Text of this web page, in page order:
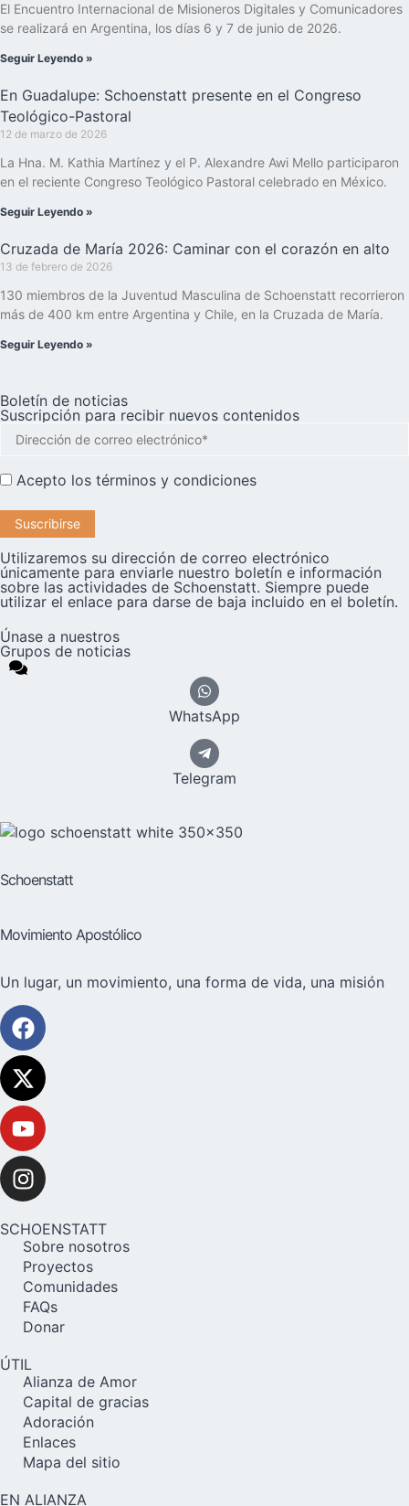
El Encuentro Internacional de Misioneros Digitales y Comunicadores
se realizará en Argentina, los días 6 y 7 de junio de 2026.
Seguir Leyendo »
En Guadalupe: Schoenstatt presente en el Congreso
Teológico-Pastoral
12 de marzo de 2026
La Hna. M. Kathia Martínez y el P. Alexandre Awi Mello participaron
en el reciente Congreso Teológico Pastoral celebrado en México.
Seguir Leyendo »
Cruzada de María 2026: Caminar con el corazón en alto
13 de febrero de 2026
130 miembros de la Juventud Masculina de Schoenstatt recorrieron
más de 400 km entre Argentina y Chile, en la Cruzada de María.
Seguir Leyendo »
Boletín de noticias
Suscripción para recibir nuevos contenidos
Acepto los términos y condiciones
Utilizaremos su dirección de correo electrónico
únicamente para enviarle nuestro boletín e información
sobre las actividades de Schoenstatt. Siempre puede
utilizar el enlace para darse de baja incluido en el boletín.
Únase a nuestros
Grupos de noticias
WhatsApp
Telegram
Schoenstatt
Movimiento Apostólico
Un lugar, un movimiento, una forma de vida, una misión
SCHOENSTATT
Sobre nosotros
Proyectos
Comunidades
FAQs
Donar
ÚTIL
Alianza de Amor
Capital de gracias
Adoración
Enlaces
Mapa del sitio
EN ALIANZA